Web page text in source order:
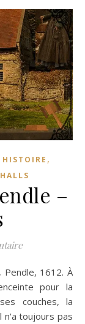
HISTOIRE ,
–
pour la
couches, la
n'a toujours pas